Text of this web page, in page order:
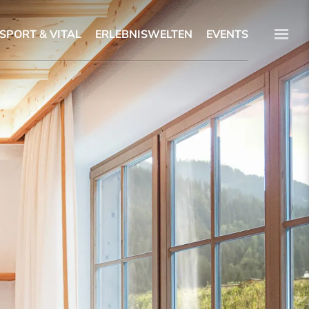
EVENTS
ERLEBNISWELTEN
SPORT & VITAL